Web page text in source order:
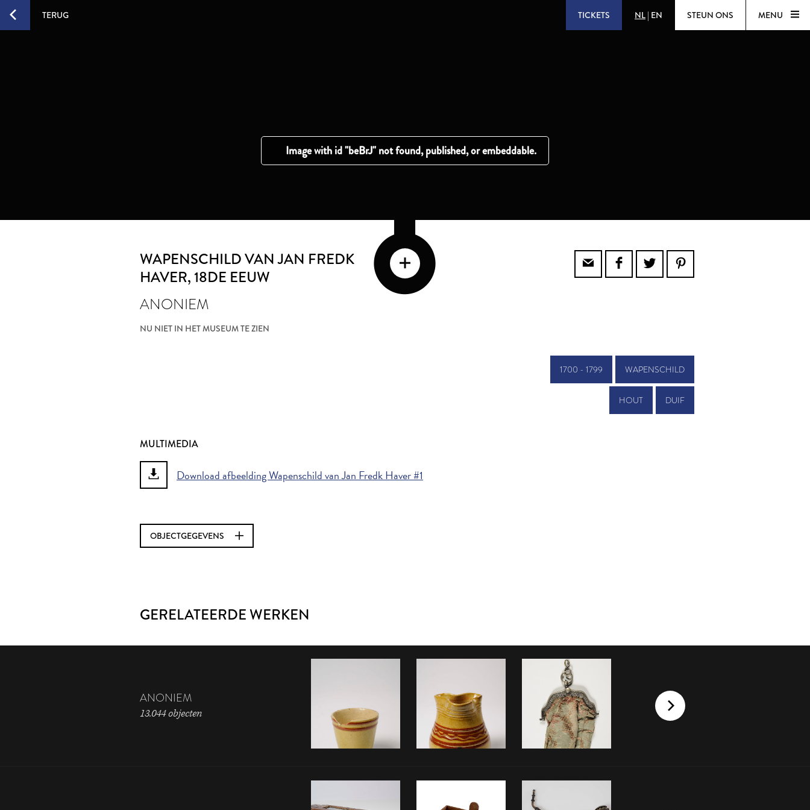
TERUG TICKETS NL | EN STEUN ONS MENU
WAPENSCHILD VAN JAN FREDK
HAVER, 18DE EEUW
ANONIEM
NU NIET IN HET MUSEUM TE ZIEN
1700 - 1799 WAPENSCHILD
HOUT DUIF
MULTIMEDIA
Download afbeelding Wapenschild van Jan Fredk Haver #1
OBJECTGEGEVENS
GERELATEERDE WERKEN
ANONIEM
13.044 objecten